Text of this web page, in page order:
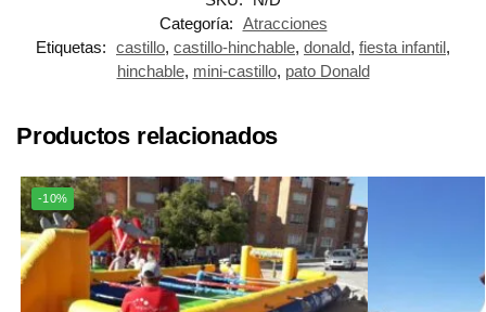
Categoría: Atracciones
Etiquetas: castillo, castillo-hinchable, donald, fiesta infantil,
hinchable, mini-castillo, pato Donald
Productos relacionados
-10%